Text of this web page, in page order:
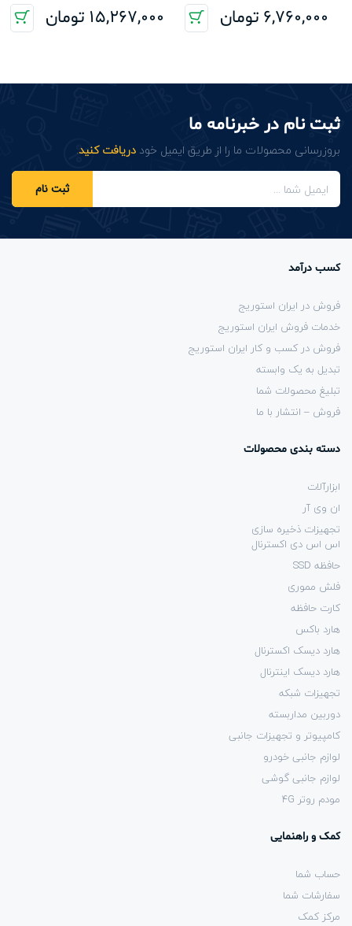
6,760,000 تومان 15,267,000 تومان
ثبت نام در خبرنامه ما
بروزرسانی محصولات ما را از طریق ایمیل خود دریافت کنید.
ثبت نام
کسب درآمد
فروش در ایران استوریج
خدمات فروش ایران استوریج
فروش در کسب و کار ایران استوریج
تبدیل به یک وابسته
تبلیغ محصولات شما
فروش – انتشار با ما
دسته بندی محصولات
ابزارآلات
ان وی آر
تجهیزات ذخیره سازی
اس اس دی اکسترنال
حافظه SSD
فلش مموری
کارت حافظه
هارد باکس
هارد دیسک اکسترنال
هارد دیسک اینترنال
تجهیزات شبکه
دوربین مداربسته
کامپیوتر و تجهیزات جانبی
لوازم جانبی خودرو
لوازم جانبی گوشی
مودم روتر 4G
کمک و راهنمایی
حساب شما
سفارشات شما
مرکز کمک